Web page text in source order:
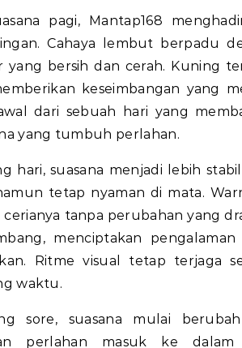
pagi, Mantap168
Cahaya lembut berpadu
yang bersih dan cerah. Kuning
keseimbangan yang
dari sebuah hari yang
yang tumbuh perlahan.
hari, suasana menjadi lebih
tetap nyaman di mata.
cerianya tanpa perubahan yang
menciptakan
Ritme visual tetap terjaga
waktu.
sore, suasana mulai
perlahan masuk ke dalam